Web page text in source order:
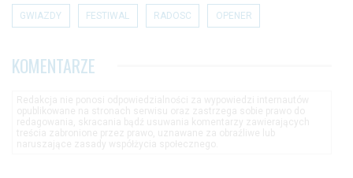
GWIAZDY FESTIWAL RADOSC OPENER
KOMENTARZE